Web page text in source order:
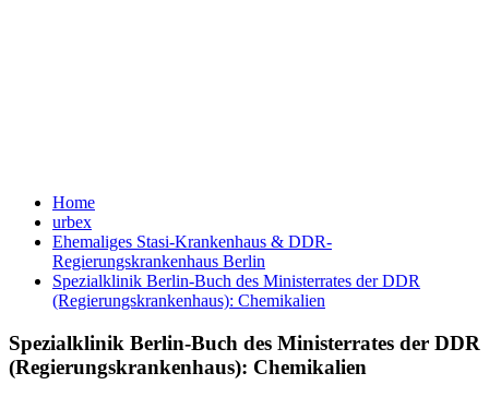
Home
urbex
Ehemaliges Stasi-Krankenhaus & DDR-
Regierungskrankenhaus Berlin
Spezialklinik Berlin-Buch des Ministerrates der DDR
(Regierungskrankenhaus): Chemikalien
Spezialklinik Berlin-Buch des Ministerrates der DDR
(Regierungskrankenhaus): Chemikalien